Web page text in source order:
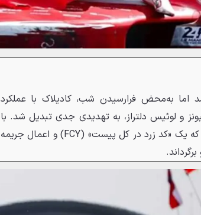
اما به‌محض فرارسیدن شب، کادیلاک با عملکرد
و لوئیس دلتراز، به تهدیدی جدی تبدیل شد. با
طلوع خورشید، درام مسابقه به اوج رسید جایی که یک «کد زرد در کل پیست» (FCY) و اعمال جریمه